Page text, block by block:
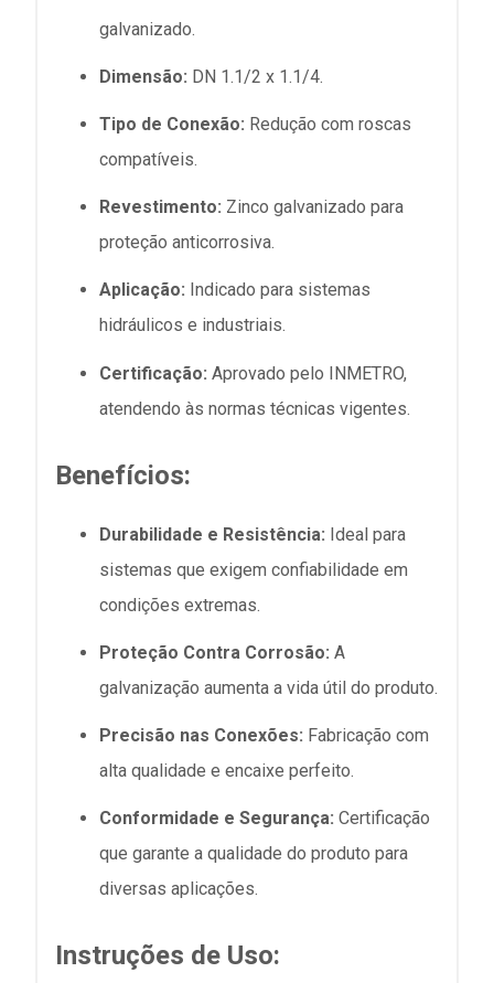
galvanizado.
Dimensão: DN 1.1/2 x 1.1/4.
Tipo de Conexão: Redução com roscas
compatíveis.
Revestimento: Zinco galvanizado para
proteção anticorrosiva.
Aplicação: Indicado para sistemas
hidráulicos e industriais.
Certificação: Aprovado pelo INMETRO,
atendendo às normas técnicas vigentes.
Benefícios:
Durabilidade e Resistência: Ideal para
sistemas que exigem confiabilidade em
condições extremas.
Proteção Contra Corrosão: A
galvanização aumenta a vida útil do produto.
Precisão nas Conexões: Fabricação com
alta qualidade e encaixe perfeito.
Conformidade e Segurança: Certificação
que garante a qualidade do produto para
diversas aplicações.
Instruções de Uso: